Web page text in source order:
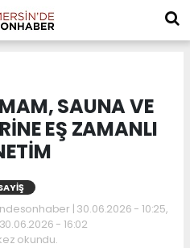
SAUNA VE
EŞ ZAMANLI
| 30.06.2026 - 10:25,
- 16:02
okundu.